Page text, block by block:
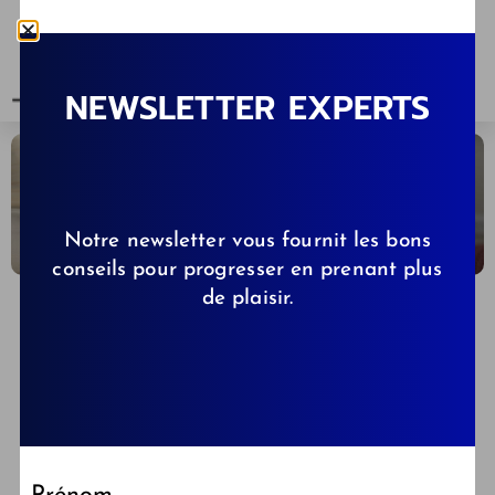
NEWSLETTER EXPERTS
Notre newsletter vous fournit les bons
conseils pour progresser en prenant plus
de plaisir.